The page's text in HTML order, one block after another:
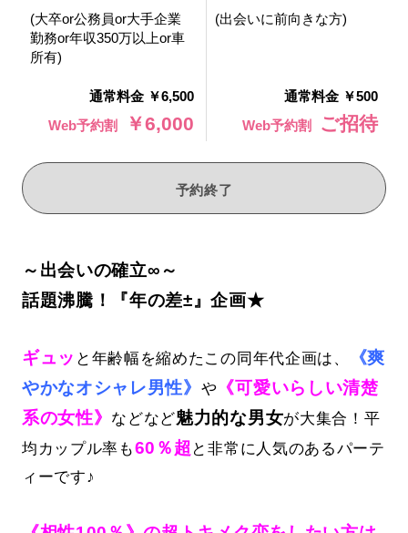
(大卒or公務員or大手企業
勤務or年収350万以上or車
所有)
通常料金 ￥6,500
Web予約割
￥6,000
(出会いに前向きな方)
通常料金 ￥500
Web予約割
ご招待
予約終了
～出会いの確立∞～
話題沸騰！『年の差±』企画★
ギュッ と年齢幅を縮めたこの同年代企画は、
《爽
やかなオシャレ男性》 や 《可愛いらしい清楚
系の女性》 などなど魅力的な男女が大集合！平
均カップル率も60％超 と非常に人気のあるパーテ
ィーです♪